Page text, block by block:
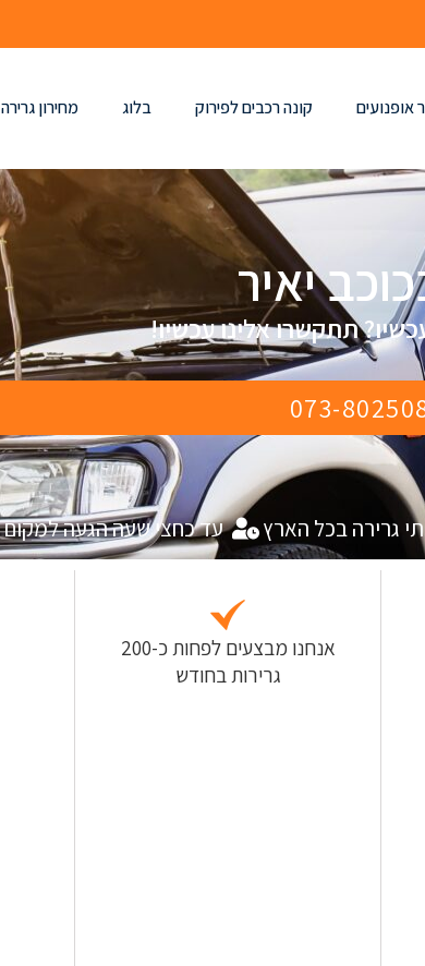
אופנועים קונה רכבים לפירוק בלוג מחירון גרירה
יאיר
גרירה בכל הארץ עד כחצי שעה הגעה למקום
תתקשרו אלינו עכשיו!
073-
אנחנו מבצעים לפחות כ-200
גרירות בחודש